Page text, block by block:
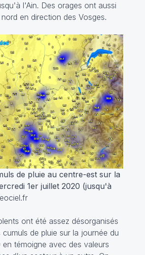
l'Ain. Des orages ont aussi
en direction des Vosges.
de pluie au centre-est sur la
1er juillet 2020 (jusqu'à
ont été assez désorganisés
de pluie sur la journée du
en témoigne avec des valeurs